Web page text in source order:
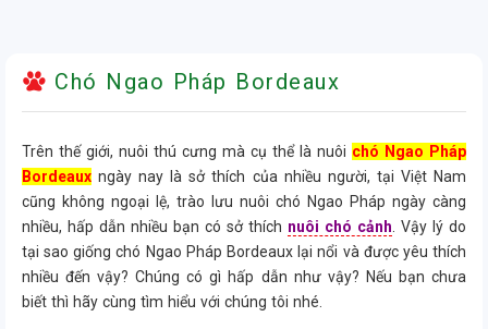
Chó Ngao Pháp Bordeaux
Trên thế giới, nuôi thú cưng mà cụ thể là nuôi chó Ngao Pháp
Bordeaux ngày nay là sở thích của nhiều người, tại Việt Nam
cũng không ngoại lệ, trào lưu nuôi chó Ngao Pháp ngày càng
nhiều, hấp dẫn nhiều bạn có sở thích nuôi chó cảnh . Vậy lý do
tại sao giống chó Ngao Pháp Bordeaux lại nổi và được yêu thích
nhiều đến vậy? Chúng có gì hấp dẫn như vậy? Nếu bạn chưa
biết thì hãy cùng tìm hiểu với chúng tôi nhé.